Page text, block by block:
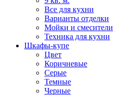
Все для кухни
Варианты отделки
Мойки и смесители
Техника для кухни
Шкафы-купе
Цвет
Коричневые
Серые
Темные
Черные